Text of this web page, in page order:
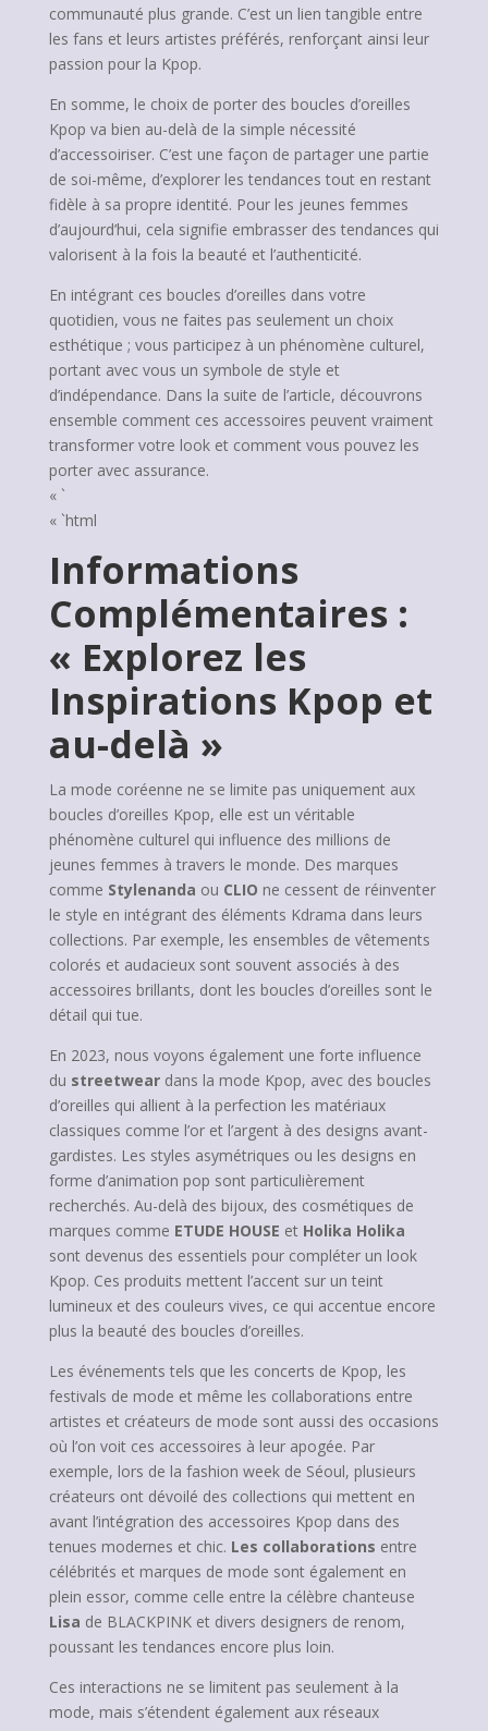
communauté plus grande. C’est un lien tangible entre
les fans et leurs artistes préférés, renforçant ainsi leur
passion pour la Kpop.
En somme, le choix de porter des boucles d’oreilles
Kpop va bien au-delà de la simple nécessité
d’accessoiriser. C’est une façon de partager une partie
de soi-même, d’explorer les tendances tout en restant
fidèle à sa propre identité. Pour les jeunes femmes
d’aujourd’hui, cela signifie embrasser des tendances qui
valorisent à la fois la beauté et l’authenticité.
En intégrant ces boucles d’oreilles dans votre
quotidien, vous ne faites pas seulement un choix
esthétique ; vous participez à un phénomène culturel,
portant avec vous un symbole de style et
d’indépendance. Dans la suite de l’article, découvrons
ensemble comment ces accessoires peuvent vraiment
transformer votre look et comment vous pouvez les
porter avec assurance.
« `
« `html
Informations
Complémentaires :
« Explorez les
Inspirations Kpop et
au-delà »
La mode coréenne ne se limite pas uniquement aux
boucles d’oreilles Kpop, elle est un véritable
phénomène culturel qui influence des millions de
jeunes femmes à travers le monde. Des marques
comme Stylenanda ou CLIO ne cessent de réinventer
le style en intégrant des éléments Kdrama dans leurs
collections. Par exemple, les ensembles de vêtements
colorés et audacieux sont souvent associés à des
accessoires brillants, dont les boucles d’oreilles sont le
détail qui tue.
En 2023, nous voyons également une forte influence
du streetweardans la mode Kpop, avec des boucles
d’oreilles qui allient à la perfection les matériaux
classiques comme l’or et l’argent à des designs avant-
gardistes. Les styles asymétriques ou les designs en
forme d’animation pop sont particulièrement
recherchés. Au-delà des bijoux, des cosmétiques de
marques comme ETUDE HOUSE et Holika Holika
sont devenus des essentiels pour compléter un look
Kpop. Ces produits mettent l’accent sur un teint
lumineux et des couleurs vives, ce qui accentue encore
plus la beauté des boucles d’oreilles.
Les événements tels que les concerts de Kpop, les
festivals de mode et même les collaborations entre
artistes et créateurs de mode sont aussi des occasions
où l’on voit ces accessoires à leur apogée. Par
exemple, lors de la fashion week de Séoul, plusieurs
créateurs ont dévoilé des collections qui mettent en
avant l’intégration des accessoires Kpop dans des
tenues modernes et chic. Les collaborations entre
célébrités et marques de mode sont également en
plein essor, comme celle entre la célèbre chanteuse
Lisa de BLACKPINK et divers designers de renom,
poussant les tendances encore plus loin.
Ces interactions ne se limitent pas seulement à la
mode, mais s’étendent également aux réseaux